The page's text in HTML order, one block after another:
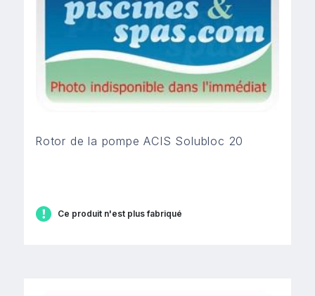
Rotor de la pompe ACIS Solubloc 20
Ce produit n'est plus fabriqué